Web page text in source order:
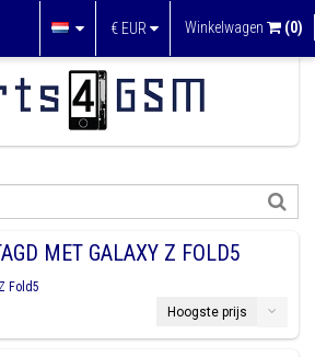
€ EUR Winkelwagen (0)
MET GALAXY Z FOLD5
Fold5
Hoogste prijs